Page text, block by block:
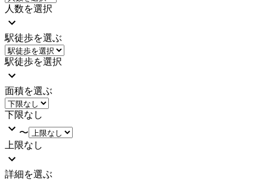
人数を選択
駅徒歩を選ぶ
駅徒歩を選択
面積を選ぶ
下限なし
〜
上限なし
詳細を選ぶ